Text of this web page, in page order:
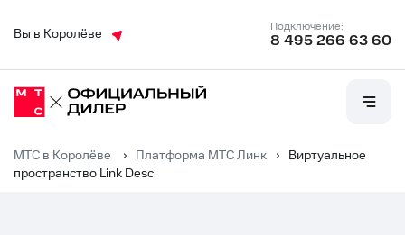
Вы в Королёве
Подключение:
8 495 266 63 60
МТС в Королёве › Платформа МТС Линк ›
Виртуальное
пространство Link Desc